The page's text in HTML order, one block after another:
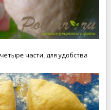
части, для удобства